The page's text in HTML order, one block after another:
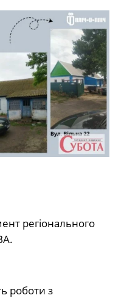
регіонального
роботи з